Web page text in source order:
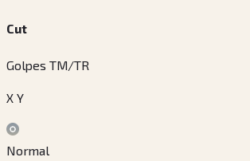
Cut
Golpes TM/TR
X Y
Normal